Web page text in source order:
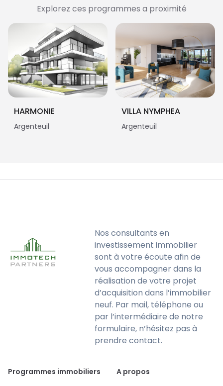
Explorez ces programmes a proximité
HARMONIE
Argenteuil
VILLA NYMPHEA
Argenteuil
Nos consultants en
investissement immobilier
sont à votre écoute afin de
vous accompagner dans la
réalisation de votre projet
d’acquisition dans l’immobilier
neuf. Par mail, téléphone ou
par l’intermédiaire de notre
formulaire, n’hésitez pas à
prendre contact.
Programmes immobiliers
A propos